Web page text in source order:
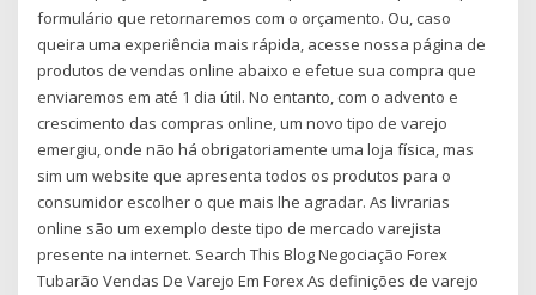
formulário que retornaremos com o orçamento. Ou, caso
queira uma experiência mais rápida, acesse nossa página de
produtos de vendas online abaixo e efetue sua compra que
enviaremos em até 1 dia útil. No entanto, com o advento e
crescimento das compras online, um novo tipo de varejo
emergiu, onde não há obrigatoriamente uma loja física, mas
sim um website que apresenta todos os produtos para o
consumidor escolher o que mais lhe agradar. As livrarias
online são um exemplo deste tipo de mercado varejista
presente na internet. Search This Blog Negociação Forex
Tubarão Vendas De Varejo Em Forex As definições de varejo